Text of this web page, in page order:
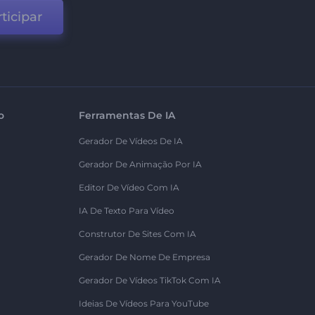
Ferramentas De IA
Gerador De Vídeos De IA
Gerador De Animação Por IA
Editor De Vídeo Com IA
IA De Texto Para Vídeo
Construtor De Sites Com IA
Gerador De Nome De Empresa
Gerador De Vídeos TikTok Com IA
Ideias De Vídeos Para YouTube